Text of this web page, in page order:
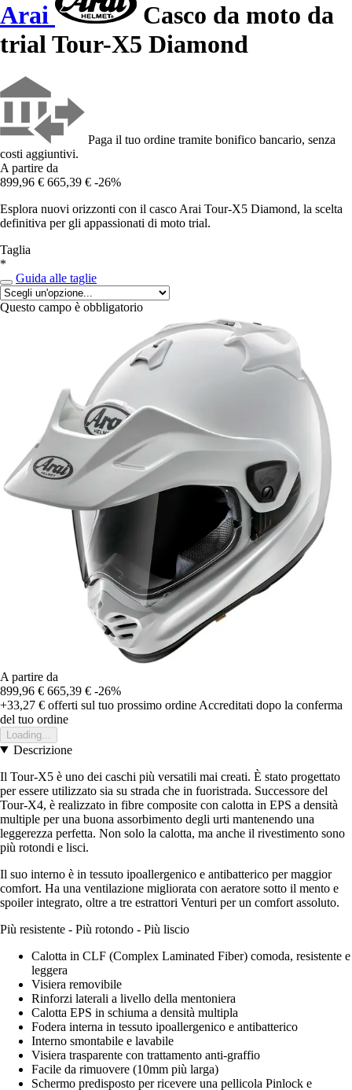
Arai
Casco da moto da
trial Tour-X5 Diamond
Paga il tuo ordine tramite bonifico bancario, senza
costi aggiuntivi.
A partire da
899,96 € 665,39 € -26%
Esplora nuovi orizzonti con il casco Arai Tour-X5 Diamond, la scelta
definitiva per gli appassionati di moto trial.
Taglia
*
Guida alle taglie
Questo campo è obbligatorio
A partire da
899,96 € 665,39 € -26%
+33,27 € offerti sul tuo prossimo ordine Accreditati dopo la conferma
del tuo ordine
Loading...
Descrizione
Il Tour-X5 è uno dei caschi più versatili mai creati. È stato progettato
per essere utilizzato sia su strada che in fuoristrada. Successore del
Tour-X4, è realizzato in fibre composite con calotta in EPS a densità
multiple per una buona assorbimento degli urti mantenendo una
leggerezza perfetta. Non solo la calotta, ma anche il rivestimento sono
più rotondi e lisci.
Il suo interno è in tessuto ipoallergenico e antibatterico per maggior
comfort. Ha una ventilazione migliorata con aeratore sotto il mento e
spoiler integrato, oltre a tre estrattori Venturi per un comfort assoluto.
Più resistente - Più rotondo - Più liscio
Calotta in CLF (Complex Laminated Fiber) comoda, resistente e
leggera
Visiera removibile
Rinforzi laterali a livello della mentoniera
Calotta EPS in schiuma a densità multipla
Fodera interna in tessuto ipoallergenico e antibatterico
Interno smontabile e lavabile
Visiera trasparente con trattamento anti-graffio
Facile da rimuovere (10mm più larga)
Schermo predisposto per ricevere una pellicola Pinlock e